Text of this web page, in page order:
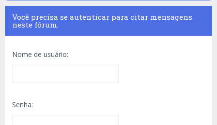
Você precisa se autenticar para citar mensagens
neste fórum.
Nome de usuário:
Senha: